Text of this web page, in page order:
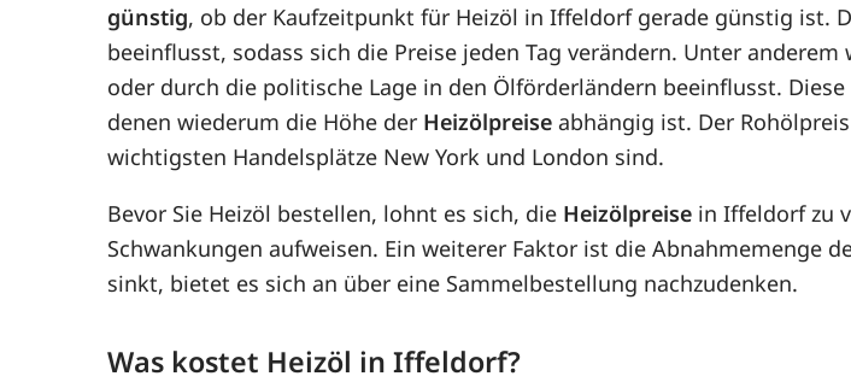
günstig, ob der Kaufzeitpunkt für Heizöl in Iffeldorf gerade günstig ist.
beeinflusst, sodass sich die Preise jeden Tag verändern. Unter anderem
oder durch die politische Lage in den Ölförderländern beeinflusst.
denen wiederum die Höhe der Heizölpreise abhängig ist. Der
wichtigsten Handelsplätze New York und London sind.
Bevor Sie Heizöl bestellen, lohnt es sich, die Heizölpreise in Iffeldorf zu
Schwankungen aufweisen. Ein weiterer Faktor ist die Abnahmemenge
sinkt, bietet es sich an über eine Sammelbestellung nachzudenken.
Was kostet Heizöl in Iffeldorf?